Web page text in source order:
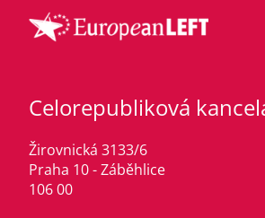
Celorepubliková
Žirovnická 3133/6
Praha 10 - Záběhlice
106 00